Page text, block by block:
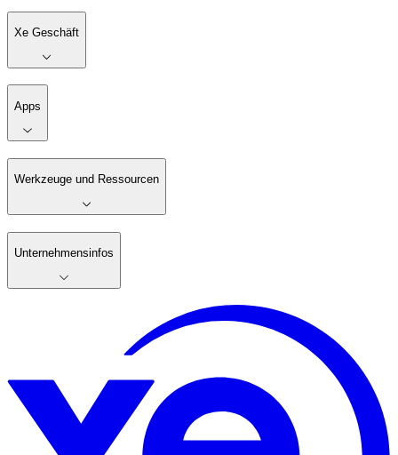
Xe Geschäft
Apps
Werkzeuge und Ressourcen
Unternehmensinfos